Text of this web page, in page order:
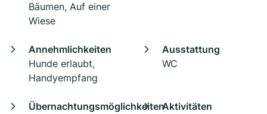
Bäumen, Auf einer
Wiese
Annehmlichkeiten
Hunde erlaubt,
Handyempfang
Ausstattung
WC
ÜbernachtungsmöglichkeitenAktivitäten